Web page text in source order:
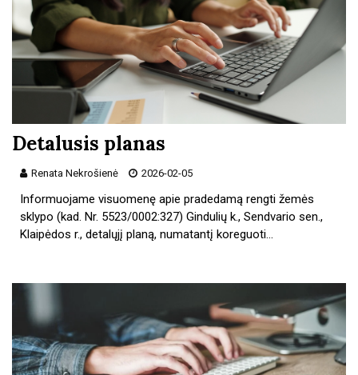
Detalusis planas
Renata Nekrošienė 2026-02-05
Informuojame visuomenę apie pradedamą rengti žemės
sklypo (kad. Nr. 5523/0002:327) Gindulių k., Sendvario sen.,
Klaipėdos r., detalųjį planą, numatantį koreguoti…